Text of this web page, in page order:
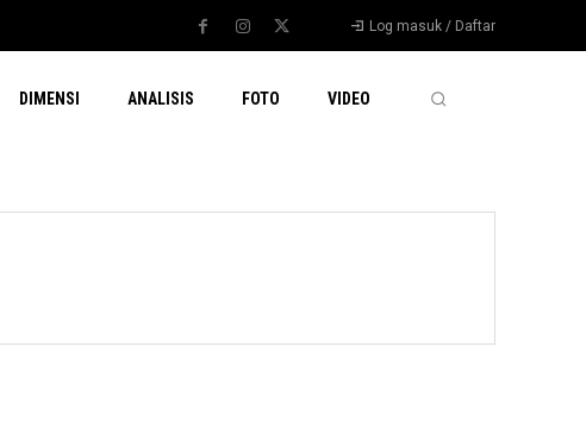
Log masuk / Daftar
DIMENSI ANALISIS FOTO VIDEO